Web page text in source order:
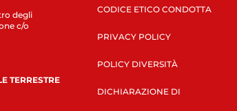
degli
c/o
TERRESTRE
CODICE ETICO CONDOTTA
PRIVACY POLICY
POLICY DIVERSITÀ
DICHIARAZIONE DI